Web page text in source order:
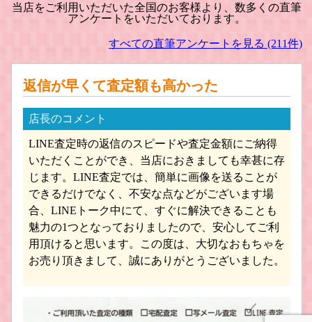
hpi/エイチピーアイ・レーシング ミニ
NOREV/ノレブ ミニカー買取
Bburago/ブラーゴ ミニカー買取 Diapet /ダイヤペット ミニカー買取
アオシマ/DISM ミニカー買取 Schuco/シュコー ミニカー買取
当店をご利用いただいた全国のお客様より、数多くの直筆
アンケートをいただいております。
すべての直筆アンケートを見る (211件)
返信が早くて査定額も高かった
店長のコメント
LINE査定時の返信のスピードや査定金額にご納得
いただくことができ、当店におきましても幸甚に存
じます。LINE査定では、簡単に画像を送ることが
できるだけでなく、不安な点などがございます場
合、LINEトーク中にて、すぐに解決できることも
魅力の1つとなっておりましたので、安心してご利
用頂けると思います。この度は、大切なおもちゃを
お売り頂きまして、誠にありがとうございました。